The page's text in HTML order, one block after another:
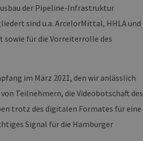
der Pipeline-Infrastruktur
sind u.a. ArcelorMittal, HHLA und
sowie für die Vorreiterrolle des
im März 2021, den wir anlässlich
Teilnehmern, die Videobotschaft des
trotz des digitalen Formates für eine
Signal für die Hamburger